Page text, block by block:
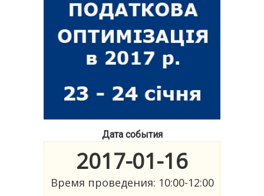
Дата события
2017-01-16
Время проведения: 10:00-12:00